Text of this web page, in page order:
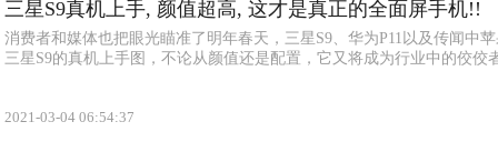
三星S9真机上手, 颜值超高, 这才是真正的全面屏手机!!
消费者和媒体也把眼光瞄准了明年春天，三星S9、华为P11以及传闻中
三星S9的真机上手图，不论从颜值还是配置，它又将成为行业中的佼佼
2021-03-04 06:54:37